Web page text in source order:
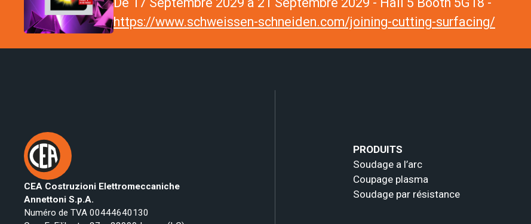
https://www.schweissen-schneiden.com/joining-cutting-surfacing/
CEA Costruzioni Elettromeccaniche
Annettoni S.p.A.
Numéro de TVA 00444640130
PRODUITS
Soudage a l’arc
Coupage plasma
Soudage par résistance